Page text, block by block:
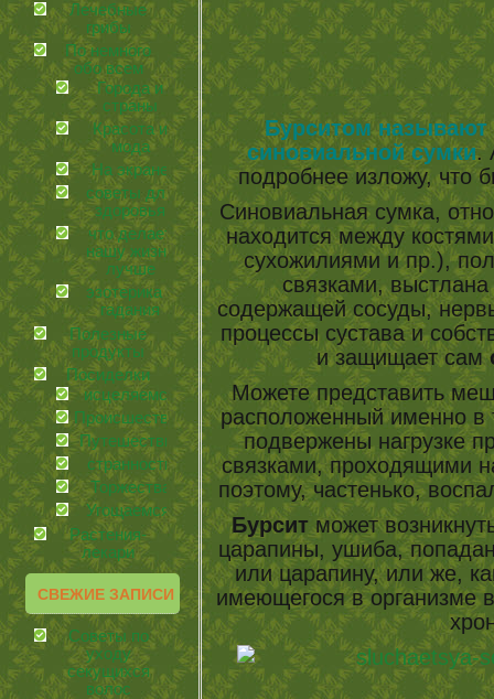
Лечебные
грибы
По немного
обо всем
Города и
страны
Красота и
мода
На экране
советы для
здоровья
что делает
нашу жизнь
лучше
эзотерика и
гадания
Полезные
продукты
Посиделки
иcцеляемся
Происшествия
Путешествия
странности
Торжества
Угощаемся!
Растения-
лекари
СВЕЖИЕ ЗАПИСИ
Советы по
уходу
секущихся
волос
Бурситом называют
синовиальной сумки.
подробнее изложу, что
Синовиальная сумка,
находится между
сухожилиями и пр.),
связками,
содержащей сосуды,
процессы сустава и
и защищает сам
Можете представить
расположенный именно в
подвержены нагрузке
связками, проходящими
поэтому, частенько,
Бурсит может
царапины, ушиба,
или царапину, или же,
имеющегося в организме